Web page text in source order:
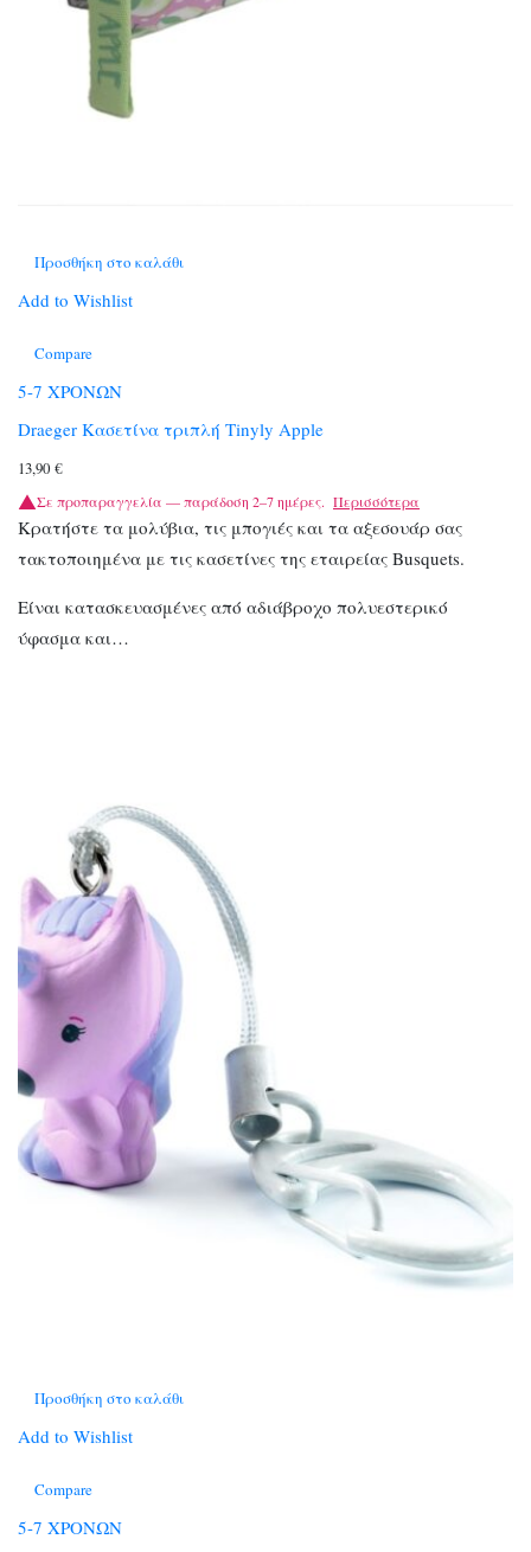
Προσθήκη στο καλάθι
Add to Wishlist
Compare
5-7 ΧΡΟΝΩΝ
Draeger Κασετίνα τριπλή Tinyly Apple
13,90 €
Σε προπαραγγελία — παράδοση 2–7 ημέρες. Περισσότερα
Κρατήστε τα μολύβια, τις μπογιές και τα αξεσουάρ σας
τακτοποιημένα με τις κασετίνες της εταιρείας Busquets.
Είναι κατασκευασμένες από αδιάβροχο πολυεστερικό
ύφασμα και…
Προσθήκη στο καλάθι
Add to Wishlist
Compare
5-7 ΧΡΟΝΩΝ